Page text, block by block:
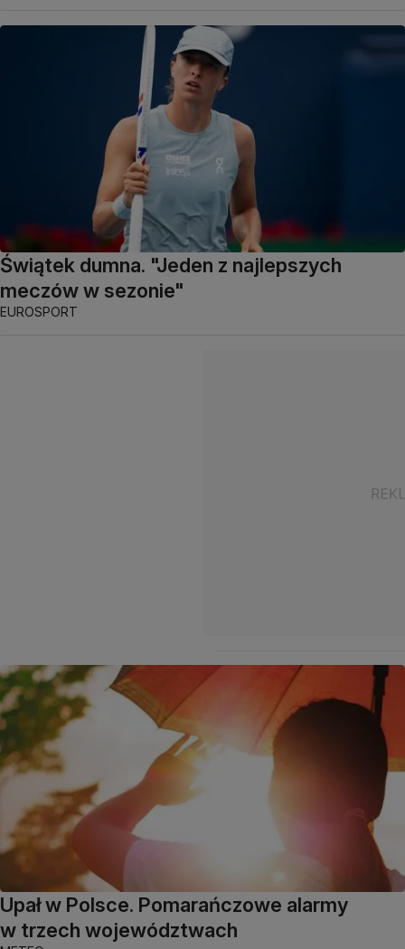
Świątek dumna. "Jeden z najlepszych
meczów w sezonie"
EUROSPORT
Upał w Polsce. Pomarańczowe alarmy
w trzech województwach